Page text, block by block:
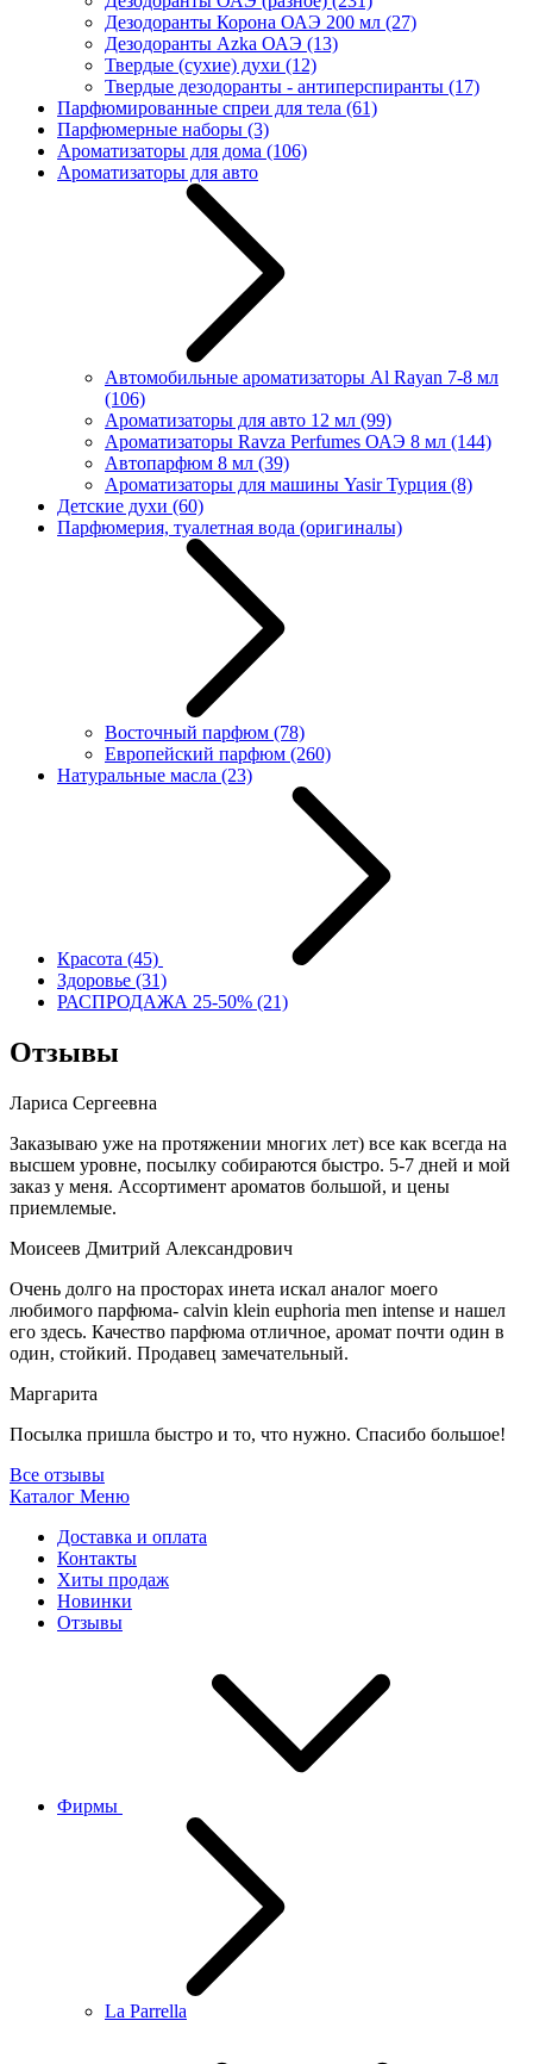
Дезодоранты Корона ОАЭ 200 мл (27)
Дезодоранты Azka ОАЭ (13)
Твердые (сухие) духи (12)
Твердые дезодоранты - антиперспиранты (17)
Парфюмированные спреи для тела (61)
Парфюмерные наборы (3)
Ароматизаторы для дома (106)
Ароматизаторы для авто
Автомобильные ароматизаторы Al Rayan 7-8 мл
(106)
Ароматизаторы для авто 12 мл (99)
Ароматизаторы Ravza Perfumes ОАЭ 8 мл (144)
Автопарфюм 8 мл (39)
Ароматизаторы для машины Yasir Турция (8)
Детские духи (60)
Парфюмерия, туалетная вода (оригиналы)
Восточный парфюм (78)
Европейский парфюм (260)
Натуральные масла (23)
Красота (45)
Здоровье (31)
РАСПРОДАЖА 25-50% (21)
Отзывы
Лариса Сергеевна
Заказываю уже на протяжении многих лет) все как всегда на
высшем уровне, посылку собираются быстро. 5-7 дней и мой
заказ у меня. Ассортимент ароматов большой, и цены
приемлемые.
Моисеев Дмитрий Александрович
Очень долго на просторах инета искал аналог моего
любимого парфюма- calvin klein euphoria men intense и нашел
его здесь. Качество парфюма отличное, аромат почти один в
один, стойкий. Продавец замечательный.
Маргарита
Посылка пришла быстро и то, что нужно. Спасибо большое!
Все отзывы
Каталог Меню
Доставка и оплата
Контакты
Хиты продаж
Новинки
Отзывы
Фирмы
La Parrella